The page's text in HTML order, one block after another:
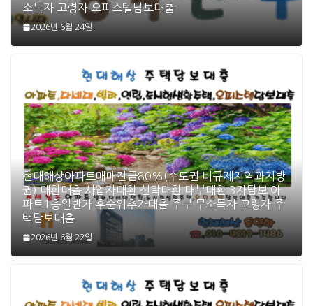
소득자 고령자 오피스텔담보대출
2026년 6월 24일
현대해상아파트매매잔금80%(수도권 비규제지역과지방
권) 대환대출 사업자대환 신탁대환 대부대환 3자담보 아
파트1층일반가 후순위추가대출 주부 무소득자 고령자 주
택담보대출
2026년 6월 22일